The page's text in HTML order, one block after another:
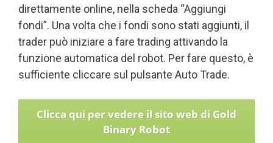
direttamente online, nella scheda “Aggiungi
fondi”. Una volta che i fondi sono stati aggiunti, il
trader può iniziare a fare trading attivando la
funzione automatica del robot. Per fare questo, è
sufficiente cliccare sul pulsante Auto Trade.
Clicca qui per vedere il sito web di Gold
Binary Robot